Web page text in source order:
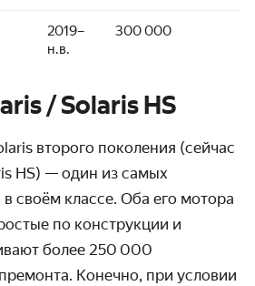
2019–
н.в.
300 000
/ Solaris HS
второго поколения (сейчас
HS) — один из самых
своём классе. Оба его мотора
по конструкции и
более 250 000
Конечно, при условии